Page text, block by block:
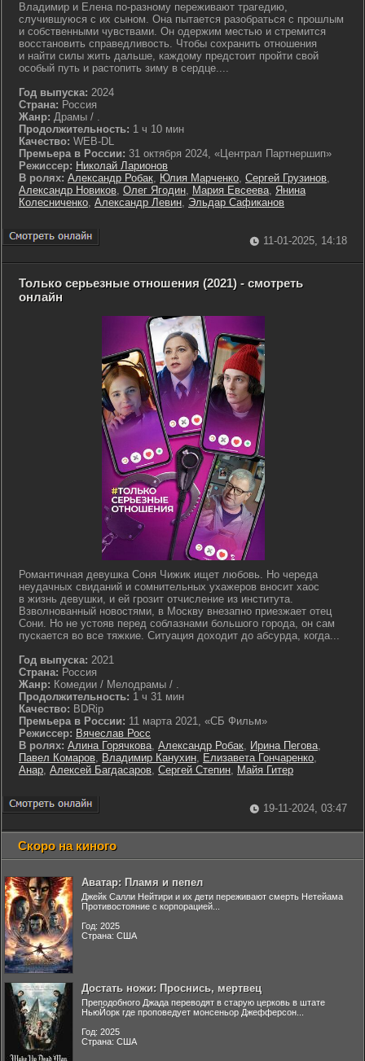
Владимир и Елена по-разному переживают трагедию,
случившуюся с их сыном. Она пытается разобраться с прошлым
и собственными чувствами. Он одержим местью и стремится
восстановить справедливость. Чтобы сохранить отношения
и найти силы жить дальше, каждому предстоит пройти свой
особый путь и растопить зиму в сердце....
Год выпуска: 2024
Страна: Россия
Жанр: Драмы / .
Продолжительность: 1 ч 10 мин
Качество: WEB-DL
Премьера в России: 31 октября 2024, «Централ Партнершип»
Режиссер: Николай Ларионов
В ролях: Александр Робак, Юлия Марченко, Сергей Грузинов,
Александр Новиков, Олег Ягодин, Мария Евсеева, Янина
Колесниченко, Александр Левин, Эльдар Сафиканов
11-01-2025, 14:18
Только серьезные отношения (2021) - смотреть
онлайн
Романтичная девушка Соня Чижик ищет любовь. Но череда
неудачных свиданий и сомнительных ухажеров вносит хаос
в жизнь девушки, и ей грозит отчисление из института.
Взволнованный новостями, в Москву внезапно приезжает отец
Сони. Но не устояв перед соблазнами большого города, он сам
пускается во все тяжкие. Ситуация доходит до абсурда, когда...
Год выпуска: 2021
Страна: Россия
Жанр: Комедии / Мелодрамы / .
Продолжительность: 1 ч 31 мин
Качество: BDRip
Премьера в России: 11 марта 2021, «СБ Фильм»
Режиссер: Вячеслав Росс
В ролях: Алина Горячкова, Александр Робак, Ирина Пегова,
Павел Комаров, Владимир Канухин, Елизавета Гончаренко,
Анар, Алексей Багдасаров, Сергей Степин, Майя Гитер
19-11-2024, 03:47
Скоро на киного
Аватар: Пламя и пепел
Джейк Салли Нейтири и их дети переживают смерть Нетейама
Противостояние с корпорацией...
Год: 2025
Страна: США
Достать ножи: Проснись, мертвец
Преподобного Джада переводят в старую церковь в штате
НьюЙорк где проповедует монсеньор Джефферсон...
Год: 2025
Страна: США